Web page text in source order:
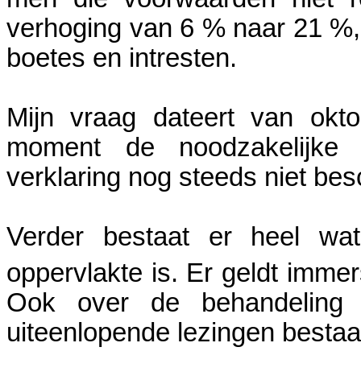
verhoging van 6 % naar 21
boetes en intresten.
Mijn vraag dateert van
moment de
verklaring nog steeds niet
Verder bestaat er heel
oppervlakte is. Er geldt
Ook over de
uiteenlopende lezingen